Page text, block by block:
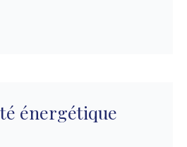
énergétique